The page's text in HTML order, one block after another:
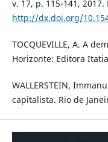
v. 17, p. 115-141,
http://dx.doi.org/
TOCQUEVILLE, A. A
Horizonte: Editora
WALLERSTEIN,
capitalista. Rio de